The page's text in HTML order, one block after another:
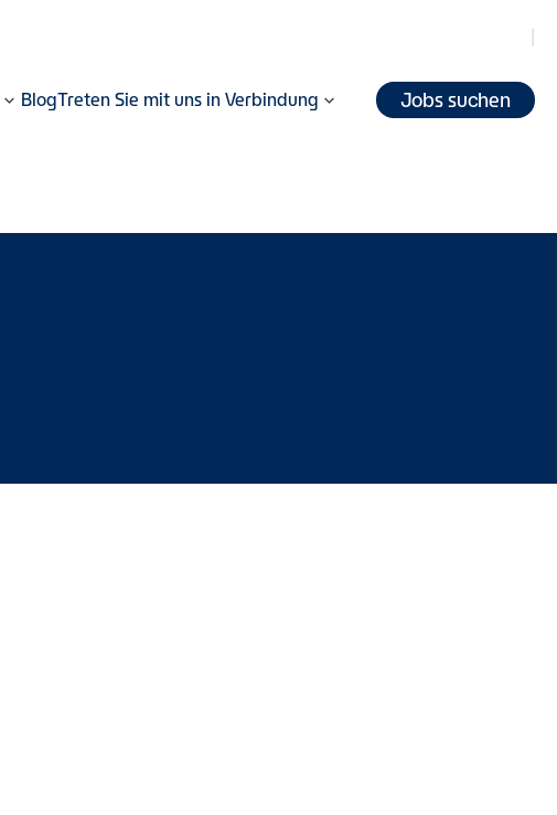
BlogTreten Sie mit uns in Verbindung Jobs suchen